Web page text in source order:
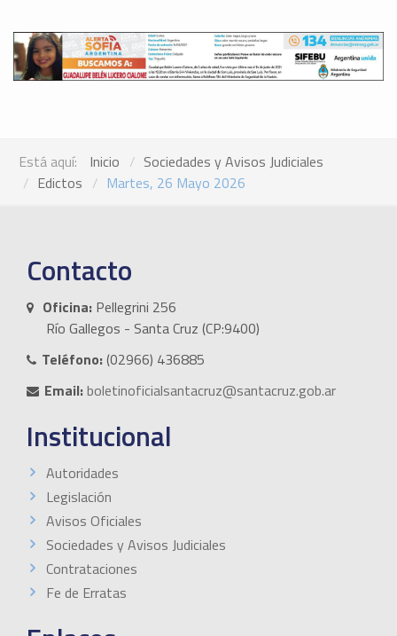
Está aquí: Inicio
Sociedades y Avisos Judiciales
Edictos
Martes, 26 Mayo 2026
Contacto
Oficina: Pellegrini 256
Río Gallegos - Santa Cruz (CP:9400)
Teléfono:(02966) 436885
Email:boletinoficialsantacruz@santacruz.gob.ar
Institucional
Autoridades
Legislación
Avisos Oficiales
Sociedades y Avisos Judiciales
Contrataciones
Fe de Erratas